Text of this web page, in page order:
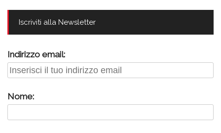
Iscriviti alla Newsletter
Indirizzo email:
Nome: